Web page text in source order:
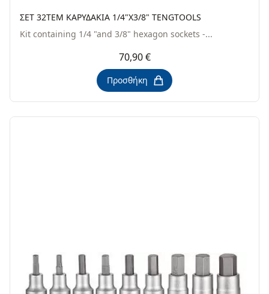
ΣΕΤ 32TEM ΚΑΡΥΔΑΚΙΑ 1/4"X3/8" TENGTOOLS
Kit containing 1/4 "and 3/8" hexagon sockets -...
70,90 €
Προσθήκη